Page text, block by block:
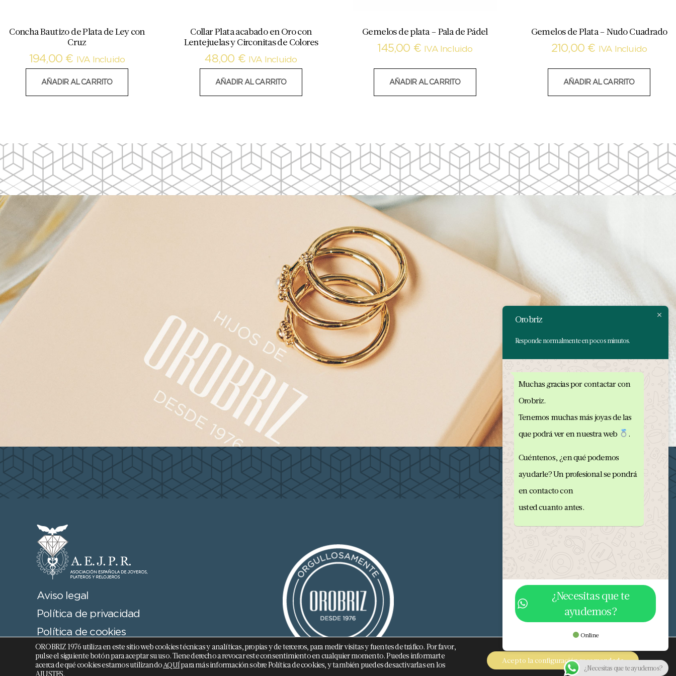
Concha Bautizo de Plata de Ley con
Cruz
194,00 € IVA Incluido
AÑADIR AL CARRITO
Collar Plata acabado en Oro con
Lentejuelas y Circonitas de Colores
48,00 € IVA Incluido
AÑADIR AL CARRITO
Gemelos de plata – Pala de Pádel
145,00 € IVA Incluido
AÑADIR AL CARRITO
Gemelos de Plata – Nudo Cuadrado
210,00 € IVA Incluido
AÑADIR AL CARRITO
Aviso legal
Política de privacidad
Política de cookies
Términos y Condiciones
682 293 876
info@orobriz.es
OROBRIZ 1976 - 2026 ©
OROBRIZ 1976 utiliza en este sitio web cookies técnicas y analíticas, propias y de terceros, para medir visitas y fuentes de tráfico. Por favor,
pulse el siguiente botón para aceptar su uso. Tiene derecho a revocar este consentimiento en cualquier momento. Puedes informarte
acerca de qué cookies estamos utilizandoAQUÍpara más información sobre Política de cookies, y también puedes desactivarlas en los
AJUSTES.
Acepto la configuración recomendada
Orobriz
Responde normalmente en pocos minutos.
Muchas gracias por contactar con
Orobriz.
Tenemos muchas más joyas de las
que podrá ver en nuestra web
.
Cuéntenos, ¿en qué podemos
ayudarle? Un profesional se pondrá
en contacto con
usted cuanto antes.
¿Necesitas que te
ayudemos?
Online
¿Necesitas que te ayudemos?